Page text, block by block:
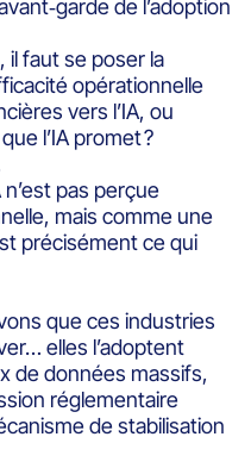
de l’adoption
il faut se poser la
opérationnelle
vers l’IA, ou
l’IA promet ?
n’est pas perçue
mais comme une
précisément ce qui
que ces industries
elles l’adoptent
de données massifs,
réglementaire
de stabilisation